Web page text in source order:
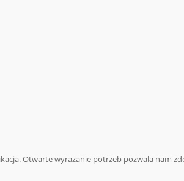
Otwarte wyrażanie potrzeb pozwala nam